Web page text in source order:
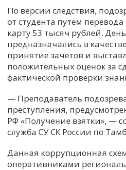
М
Н
По версии следствия,
от студента путем
карту 53 тысяч рублей.
предназначались в
принятие зачетов и
положительных оценок за
фактической проверки
— Преподаватель
преступления,
РФ «Получение взятки», —
служба СУ СК России по
Данная коррупционная
оперативниками